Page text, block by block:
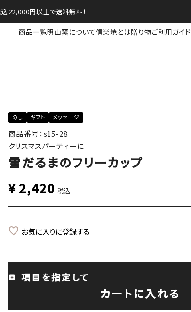
22,000円以上で送料無料！
商品一覧明山窯について信楽焼とは贈り物ご利用ガイド
のし ギフト メッセージ
商品番号：s15-28
クリスマスパーティーに
雪だるまのフリーカップ
¥2,420 税込
お気に入りに登録する
項目を指定して
カートに入れる